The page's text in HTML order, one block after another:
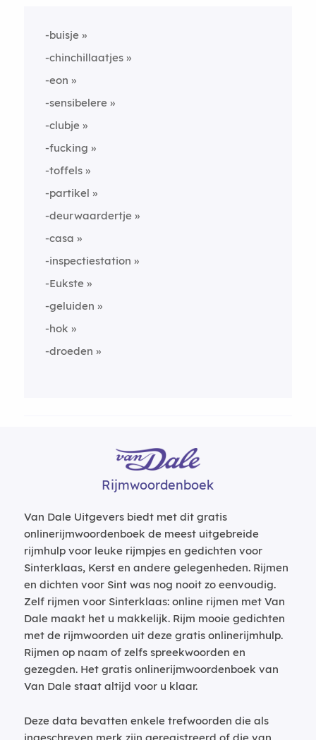
-buisje
-chinchillaatjes
-eon
-sensibelere
-clubje
-fucking
-toffels
-partikel
-deurwaardertje
-casa
-inspectiestation
-Eukste
-geluiden
-hok
-droeden
Rijmwoordenboek
Van Dale Uitgevers biedt met dit gratis
onlinerijmwoordenboek de meest uitgebreide
rijmhulp voor leuke rijmpjes en gedichten voor
Sinterklaas, Kerst en andere gelegenheden. Rijmen
en dichten voor Sint was nog nooit zo eenvoudig.
Zelf rijmen voor Sinterklaas: online rijmen met Van
Dale maakt het u makkelijk. Rijm mooie gedichten
met de rijmwoorden uit deze gratis onlinerijmhulp.
Rijmen op naam of zelfs spreekwoorden en
gezegden. Het gratis onlinerijmwoordenboek van
Van Dale staat altijd voor u klaar.
Deze data bevatten enkele trefwoorden die als
ingeschreven merk zijn geregistreerd of die van